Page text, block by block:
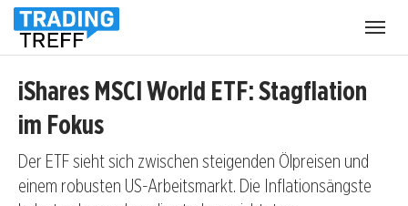
iShares MSCI World ETF: Stagflation
im Fokus
Der ETF sieht sich zwischen steigenden Ölpreisen und
einem robusten US-Arbeitsmarkt. Die Inflationsängste